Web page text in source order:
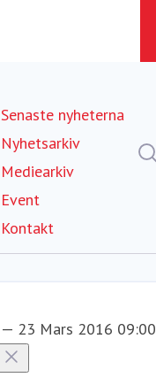
Senaste nyheterna
Nyhetsarkiv
Mediearkiv
Event
Kontakt
— 23 Mars 2016 09:00